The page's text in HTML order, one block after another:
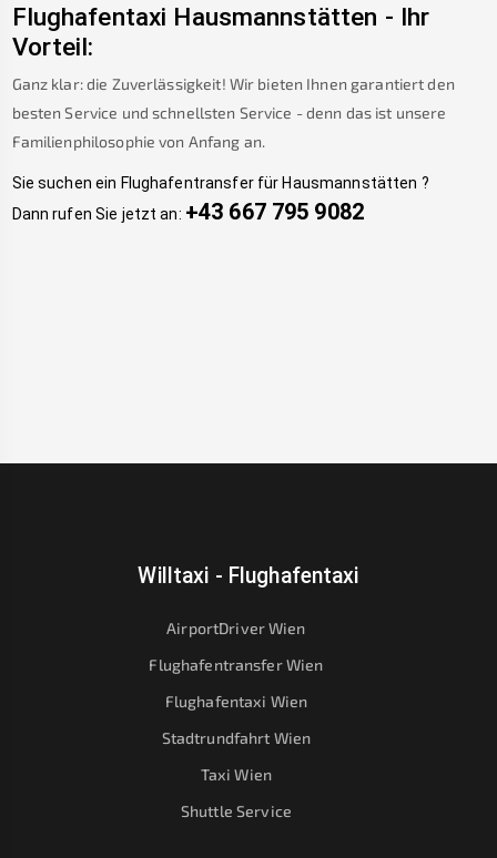
Flughafentaxi Hausmannstätten - Ihr
Vorteil:
Ganz klar: die Zuverlässigkeit! Wir bieten Ihnen garantiert den
besten Service und schnellsten Service - denn das ist unsere
Familienphilosophie von Anfang an.
Sie suchen ein Flughafentransfer für Hausmannstätten ?
Dann rufen Sie jetzt an: +43 667 795 9082
Willtaxi - Flughafentaxi
AirportDriver Wien
Flughafentransfer Wien
Flughafentaxi Wien
Stadtrundfahrt Wien
Taxi Wien
Shuttle Service